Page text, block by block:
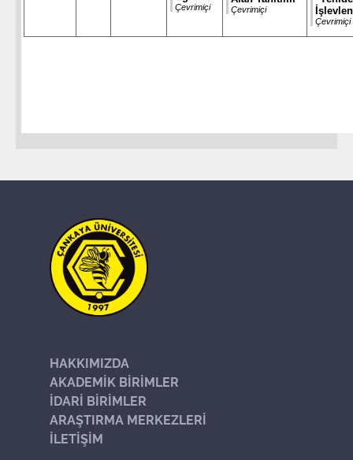
Çevrimiçi Çevrimiçi
Çevrimiçi
HAKKIMIZDA
AKADEMİK BİRİMLER
İDARİ BİRİMLER
ARAŞTIRMA MERKEZLERİ
İLETİŞİM